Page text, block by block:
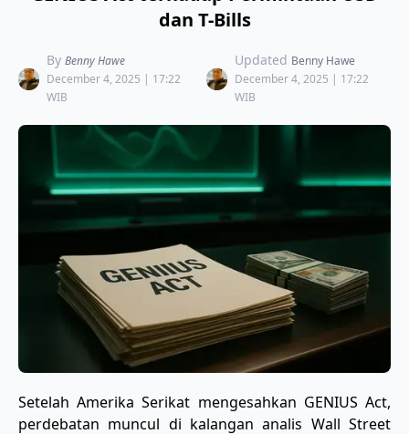
dan T-Bills
By Benny Hawe
December 4, 2025 | 17:22
WIB
Updated Benny Hawe
December 4, 2025 | 17:22
WIB
Setelah Amerika Serikat mengesahkan GENIUS Act,
perdebatan muncul di kalangan analis Wall Street